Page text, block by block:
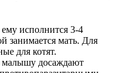
исполнится 3-4
занимается мать. Для
для котят.
малышу досаждают